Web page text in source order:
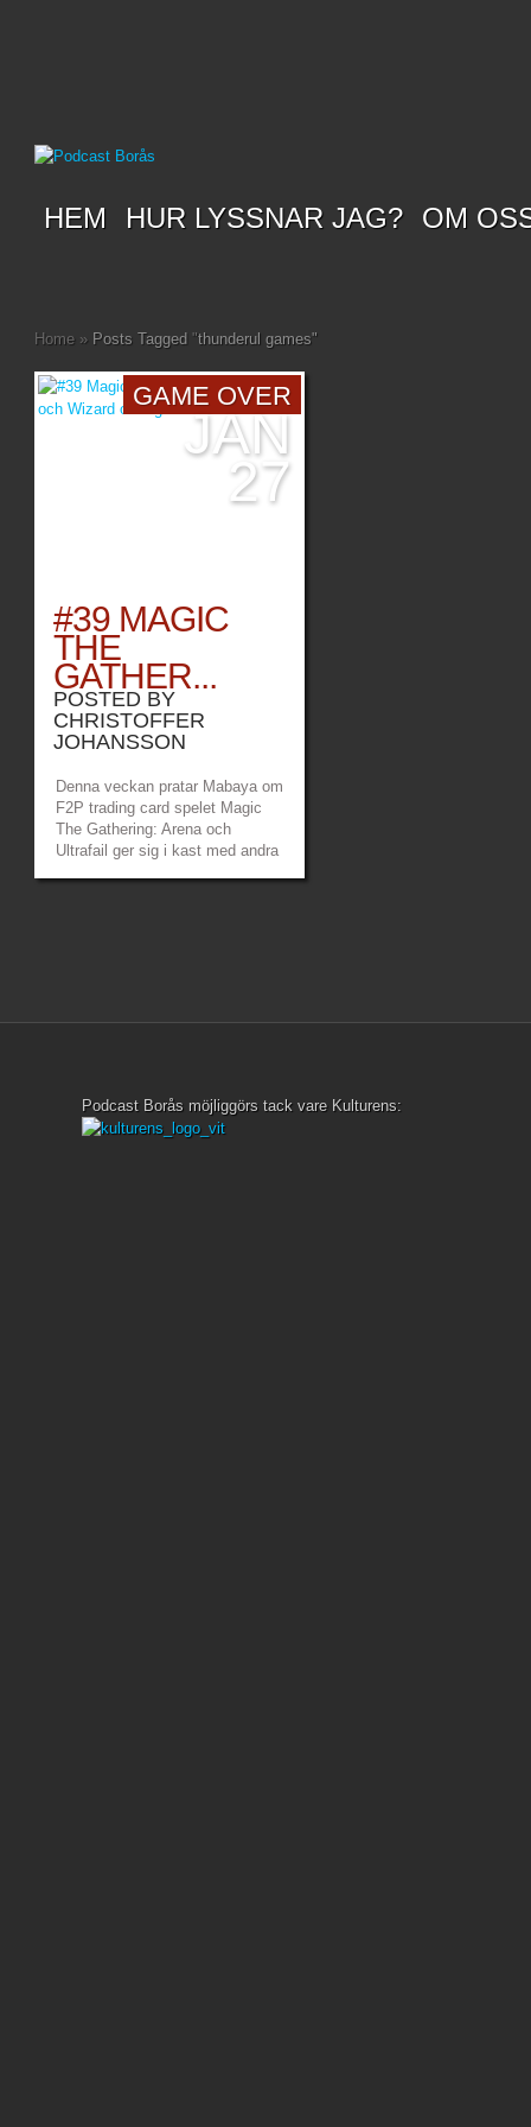
HEM HUR LYSSNAR JAG? OM
Home » Posts Tagged "thunderul games"
GAME OVER
JAN
27
#39 MAGIC
THE
GATHER...
POSTED BY
CHRISTOFFER
JOHANSSON
Denna veckan pratar Mabaya om
F2P trading card spelet Magic
The Gathering: Arena och
Ultrafail ger sig i kast med andra
Podcast Borås möjliggörs tack vare Kulturens: